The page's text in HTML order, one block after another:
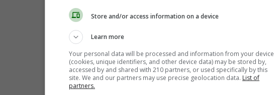
Store and/or access information on a device
Learn more
Your personal data will be processed and information from your device
(cookies, unique identifiers, and other device data) may be stored by,
accessed by and shared with 210 partners, or used specifically by this
site. We and our partners may use precise geolocation data. List of
partners.